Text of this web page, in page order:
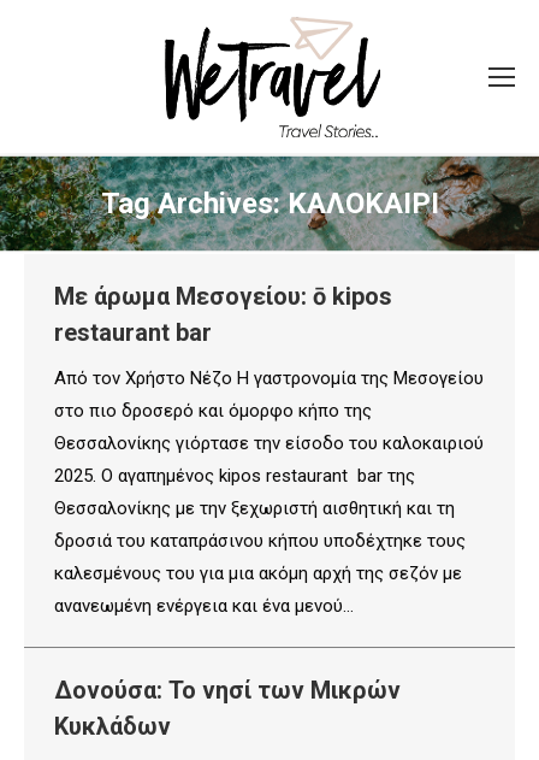
Tag Archives:ΚΑΛΟΚΑΙΡΙ
Με άρωμα Μεσογείου: ō kipos
restaurant bar
Από τον Χρήστο Νέζο H γαστρονομία της Μεσογείου
στο πιο δροσερό και όμορφο κήπο της
Θεσσαλονίκης γιόρτασε την είσοδο του καλοκαιριού
2025. Ο αγαπημένος kipos restaurant bar της
Θεσσαλονίκης με την ξεχωριστή αισθητική και τη
δροσιά του καταπράσινου κήπου υποδέχτηκε τους
καλεσμένους του για μια ακόμη αρχή της σεζόν με
ανανεωμένη ενέργεια και ένα μενού…
Δονούσα: Το νησί των Μικρών
Κυκλάδων